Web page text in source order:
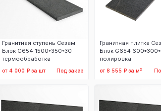
Гранитная ступень Сезам
Блэк G654 1500*350*30
термообработка
от 4 000 ₽ за шт Под заказ
Гранитная плитка
Блэк G654
полировка
от 8 555 ₽ за м²